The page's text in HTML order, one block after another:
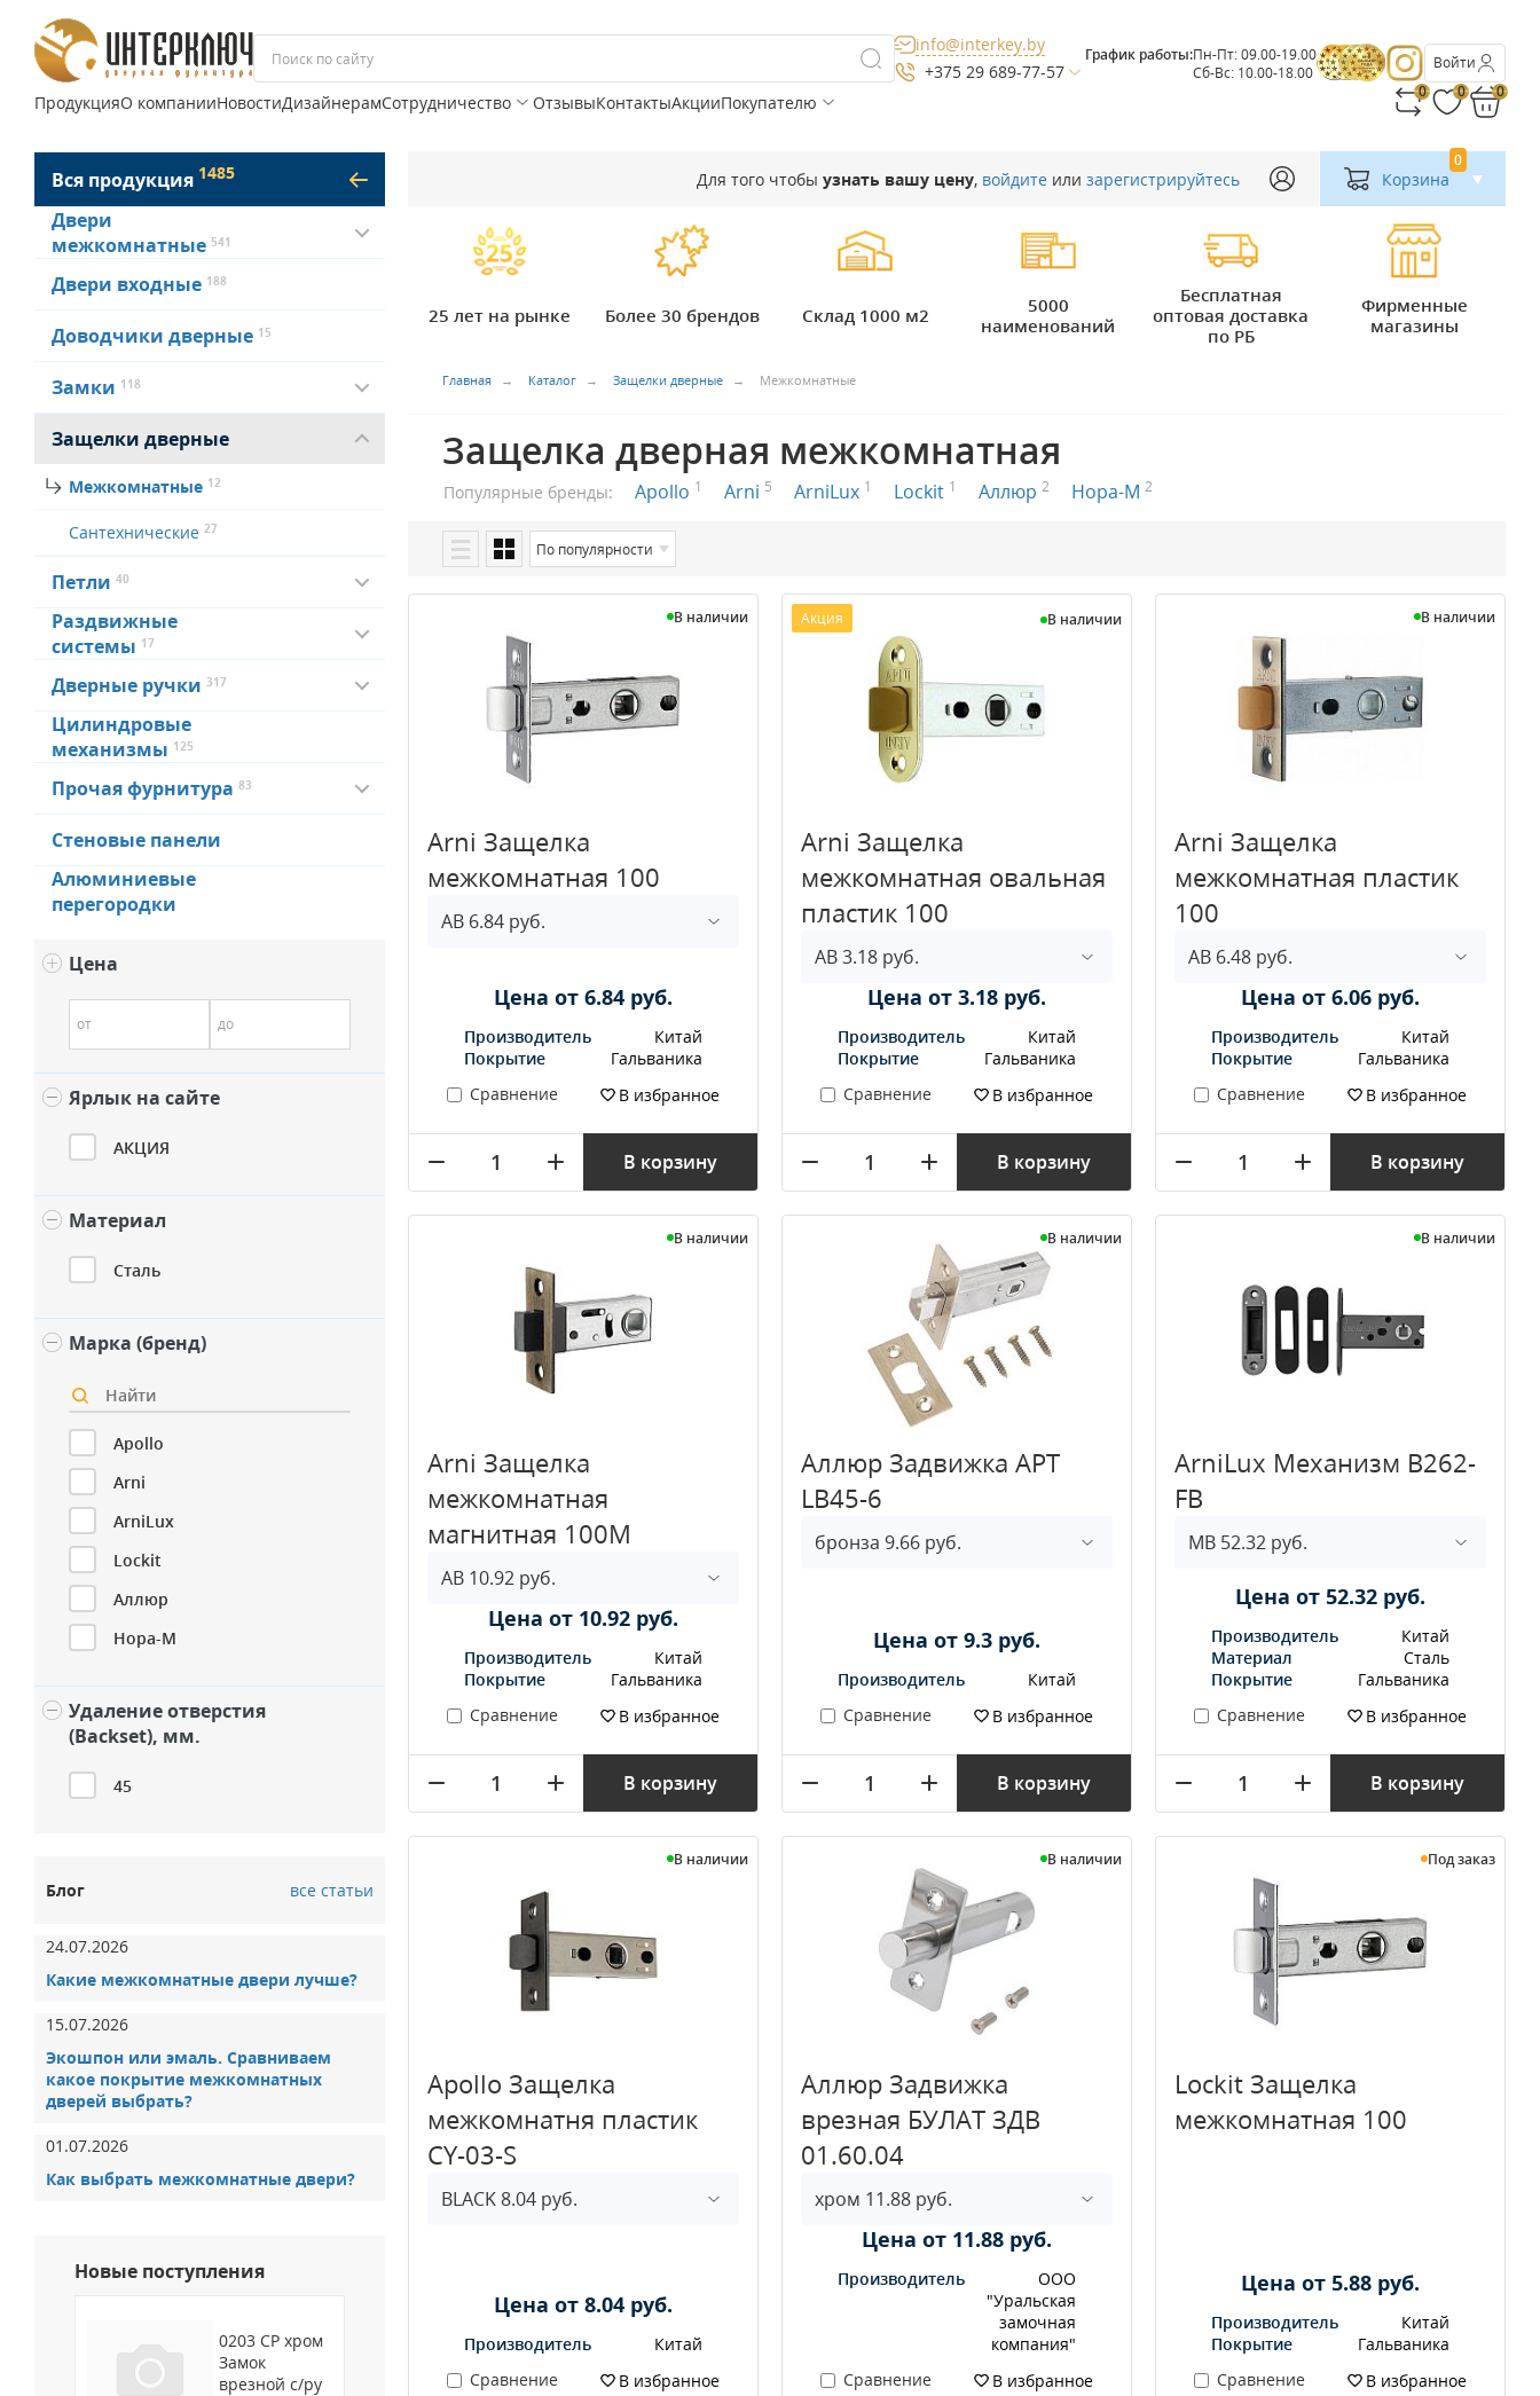
Войти
info@interkey.by
+375 29 689-77-57
График работы:Пн-Пт: 09.00-19.00
Сб-Вс: 10.00-18.00
ПродукцияО компанииНовостиДизайнерамСотрудничество ОтзывыКонтактыАкцииПокупателю 0 0 0
Вся продукция 1485
Двери
межкомнатные 541
Двери входные 188
Доводчики дверные 15
Замки 118
Защелки дверные
Межкомнатные 12
Сантехнические 27
Петли 40
Раздвижные
системы 17
Дверные ручки 317
Цилиндровые
механизмы 125
Прочая фурнитура 83
Стеновые панели
Алюминиевые
перегородки
Цена
от до
Ярлык на сайте
АКЦИЯ
Материал
Сталь
Марка (бренд)
Apollo
Arni
ArniLux
Lockit
Аллюр
Нора-М
Удаление отверстия
(Backset), мм.
45
Блог все статьи
24.07.2026
Какие межкомнатные двери лучше?
15.07.2026
Экошпон или эмаль. Сравниваем
какое покрытие межкомнатных
дверей выбрать?
01.07.2026
Как выбрать межкомнатные двери?
Новые поступления
0203 CP хром
Замок
врезной с/ру
Для того чтобы узнать вашу цену, войдите или зарегистрируйтесь Корзина
0
25 лет на рынке Более 30 брендов Склад 1000 м2
5000
наименований
Бесплатная
оптовая доставка
по РБ
Фирменные
магазины
Главная Каталог Защелки дверные Межкомнатные
Защелка дверная межкомнатная
Популярные бренды: Apollo 1 Arni 5 ArniLux 1 Lockit 1 Аллюр 2 Нора-М 2
По популярности
В наличии
Arni Защелка
межкомнатная 100
Цена от 6.84 руб.
Производитель
Китай
Покрытие
Гальваника
Сравнение
В избранное
В корзину
Акция В наличии
Arni Защелка
межкомнатная овальная
пластик 100
Цена от 3.18 руб.
Производитель
Китай
Покрытие
Гальваника
Сравнение
В избранное
В корзину
В наличии
Arni Защелка
межкомнатная пластик
100
Цена от 6.06 руб.
Производитель
Китай
Покрытие
Гальваника
Сравнение
В избранное
В корзину
В наличии
Arni Защелка
межкомнатная
магнитная 100М
Цена от 10.92 руб.
Производитель
Китай
Покрытие
Гальваника
Сравнение
В избранное
В корзину
В наличии
Аллюр Задвижка АРТ
LB45-6
Цена от 9.3 руб.
Производитель
Китай
Сравнение
В избранное
В корзину
В наличии
ArniLux Механизм B262-
FB
Цена от 52.32 руб.
Производитель
Китай
Материал
Сталь
Покрытие
Гальваника
Сравнение
В избранное
В корзину
В наличии
Apollo Защелка
межкомнатня пластик
CY-03-S
Цена от 8.04 руб.
Производитель
Китай
Сравнение
В избранное
В наличии
Аллюр Задвижка
врезная БУЛАТ ЗДВ
01.60.04
Цена от 11.88 руб.
Производитель
ООО
"Уральская
замочная
компания"
Сравнение
В избранное
Под заказ
Lockit Защелка
межкомнатная 100
Цена от 5.88 руб.
Производитель
Китай
Покрытие
Гальваника
Сравнение
В избранное